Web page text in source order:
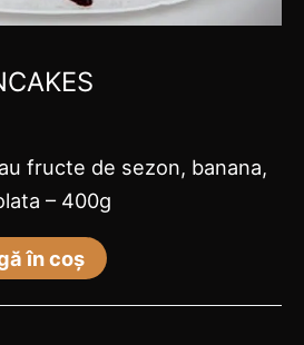
fructe de sezon, banana,
– 400g
în coș